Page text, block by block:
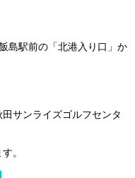
島駅前の「北港入り口」か
サンライズゴルフセンタ
。